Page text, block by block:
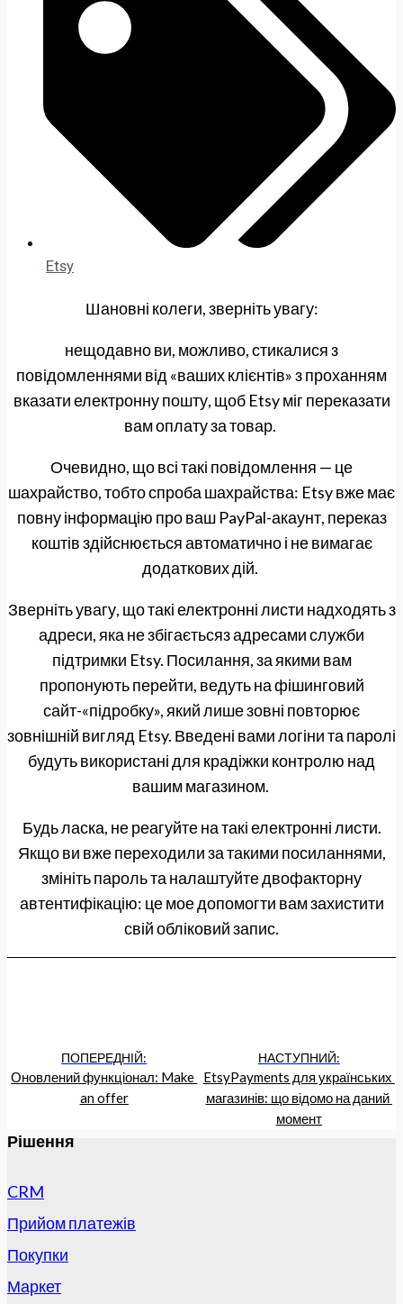
Etsy
Шановні колеги, зверніть увагу:
нещодавно ви, можливо, стикалися з
повідомленнями від «ваших клієнтів» з проханням
вказати електронну пошту, щоб Etsy міг переказати
вам оплату за товар.
Очевидно, що всі такі повідомлення — це
шахрайство, тобто спроба шахрайства: Etsy вже має
повну інформацію про ваш PayPal-акаунт, переказ
коштів здійснюється автоматично і не вимагає
додаткових дій.
Зверніть увагу, що такі електронні листи надходять з
адреси, яка не збігаєтьсяз адресами служби
підтримки Etsy. Посилання, за якими вам
пропонують перейти, ведуть на фішинговий
сайт-«підробку», який лише зовні повторює
зовнішній вигляд Etsy. Введені вами логіни та паролі
будуть використані для крадіжки контролю над
вашим магазином.
Будь ласка, не реагуйте на такі електронні листи.
Якщо ви вже переходили за такими посиланнями,
змініть пароль та налаштуйте двофакторну
автентифікацію: це мое допомогти вам захистити
свій обліковий запис.
ПОПЕРЕДНІЙ:
Оновлений функціонал: Make
an offer
НАСТУПНИЙ:
EtsyPayments для українських
магазинів: що відомо на даний
момент
Рішення
CRM
Прийом платежів
Покупки
Маркет